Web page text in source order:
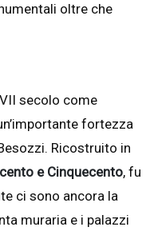
oltre che
secolo come
fortezza
Ricostruito in
e Cinquecento, fu
ci sono ancora la
muraria e i palazzi